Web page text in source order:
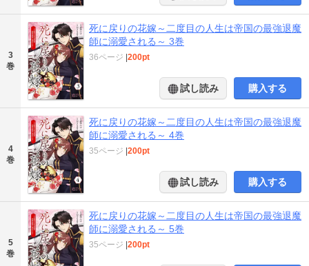
3
巻
死に戻りの花嫁～二度目の人生は帝国の最強退魔
師に溺愛される～ 3巻
36ページ |200pt
試し読み 購入する
4
巻
死に戻りの花嫁～二度目の人生は帝国の最強退魔
師に溺愛される～ 4巻
35ページ |200pt
試し読み 購入する
5
巻
死に戻りの花嫁～二度目の人生は帝国の最強退魔
師に溺愛される～ 5巻
35ページ |200pt